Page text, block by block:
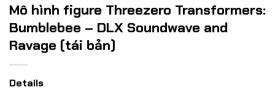
Mô hình figure Threezero Transformers:
Bumblebee – DLX Soundwave and
Ravage (tái bản)
Details